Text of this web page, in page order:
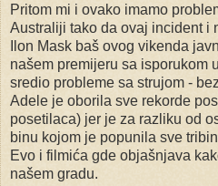
Pritom mi i ovako imamo
Australiji tako da ovaj incident i
Ilon Mask baš ovog vikenda
našem premijeru sa isporukom
sredio probleme sa strujom -
Adele je oborila sve rekorde
posetilaca) jer je za razliku od
binu kojom je popunila sve
Evo i filmića gde objašnjava
našem gradu.